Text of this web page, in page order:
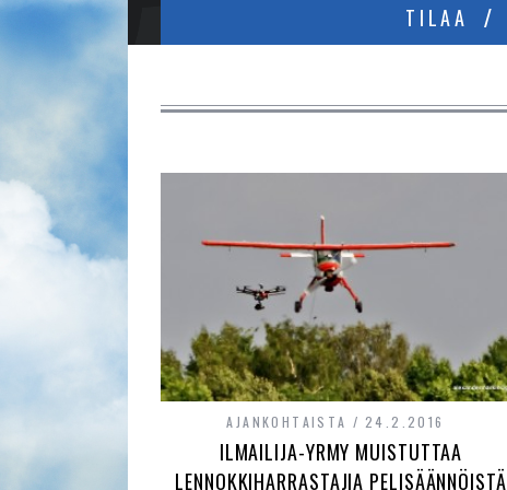
TILAA
AJANKOHTAISTA 24.2.2016
ILMAILIJA-YRMY MUISTUTTAA
LENNOKKIHARRASTAJIA PELISÄÄNNÖISTÄ